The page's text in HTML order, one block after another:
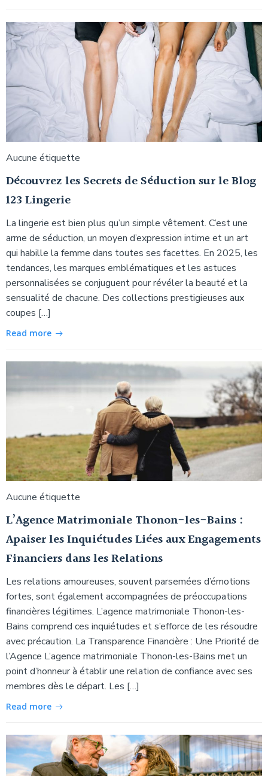
Aucune étiquette
Découvrez les Secrets de Séduction sur le Blog
123 Lingerie
La lingerie est bien plus qu’un simple vêtement. C’est une
arme de séduction, un moyen d’expression intime et un art
qui habille la femme dans toutes ses facettes. En 2025, les
tendances, les marques emblématiques et les astuces
personnalisées se conjuguent pour révéler la beauté et la
sensualité de chacune. Des collections prestigieuses aux
coupes […]
Read more
Aucune étiquette
L’Agence Matrimoniale Thonon-les-Bains :
Apaiser les Inquiétudes Liées aux Engagements
Financiers dans les Relations
Les relations amoureuses, souvent parsemées d’émotions
fortes, sont également accompagnées de préoccupations
financières légitimes. L’agence matrimoniale Thonon-les-
Bains comprend ces inquiétudes et s’efforce de les résoudre
avec précaution. La Transparence Financière : Une Priorité de
l’Agence L’agence matrimoniale Thonon-les-Bains met un
point d’honneur à établir une relation de confiance avec ses
membres dès le départ. Les […]
Read more